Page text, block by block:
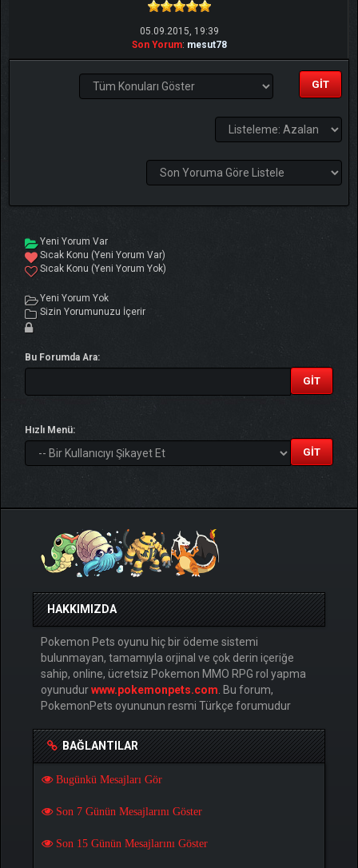
05.09.2015, 19:39
Son Yorum: mesut78
Yeni Yorum Var
Sıcak Konu (Yeni Yorum Var)
Sıcak Konu (Yeni Yorum Yok)
Yeni Yorum Yok
Sizin Yorumunuzu İçerir
Bu Forumda Ara:
Hızlı Menü:
HAKKIMIZDA
Pokemon Pets oyunu hiç bir ödeme sistemi
bulunmayan, tamamıyla orjinal ve çok derin içeriğe
sahip, online, ücretsiz Pokemon MMO RPG rol yapma
oyunudurwww.pokemonpets.com . Bu forum,
PokemonPets oyununun resmi Türkçe forumudur
BAĞLANTILAR
Bugünkü Mesajları Gör
Son 7 Günün Mesajlarını Göster
Son 15 Günün Mesajlarını Göster